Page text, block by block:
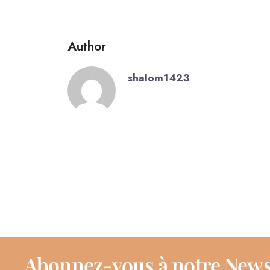
Author
shalom1423
Abonnez-vous à notre